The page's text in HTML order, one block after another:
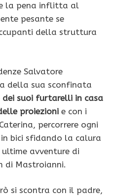
la pena inflitta al
pesante se
della struttura
Salvatore
della sua sconfinata
dei suoi furtarelli in casa
proiezioni e con i
percorrere ogni
bici sfidando la calura
avventure di
di Mastroianni.
si scontra con il padre,